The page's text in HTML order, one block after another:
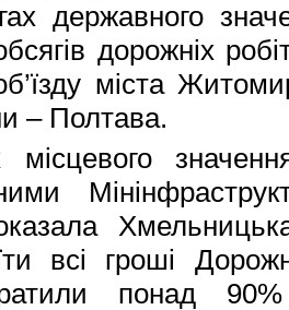
державного
дорожніх
міста
– Полтава.
місцевого
всі гроші
понад